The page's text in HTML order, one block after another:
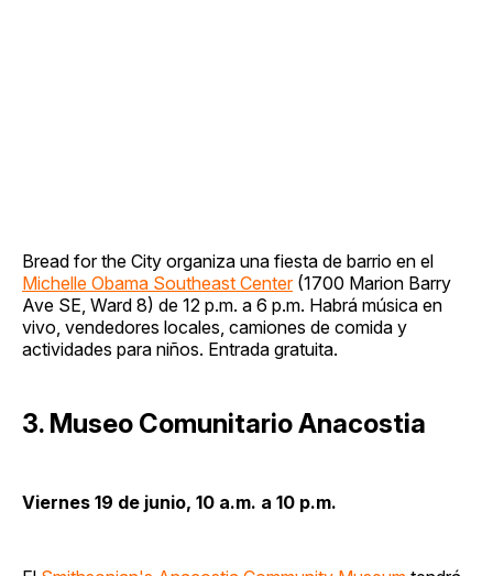
Bread for the City organiza una fiesta de barrio en el
Michelle Obama Southeast Center(1700 Marion Barry
Ave SE, Ward 8) de 12 p.m. a 6 p.m. Habrá música en
vivo, vendedores locales, camiones de comida y
actividades para niños. Entrada gratuita.
3. Museo Comunitario Anacostia
Viernes 19 de junio, 10 a.m. a 10 p.m.